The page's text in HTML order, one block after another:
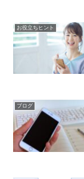
お役立ちヒント
ブログ